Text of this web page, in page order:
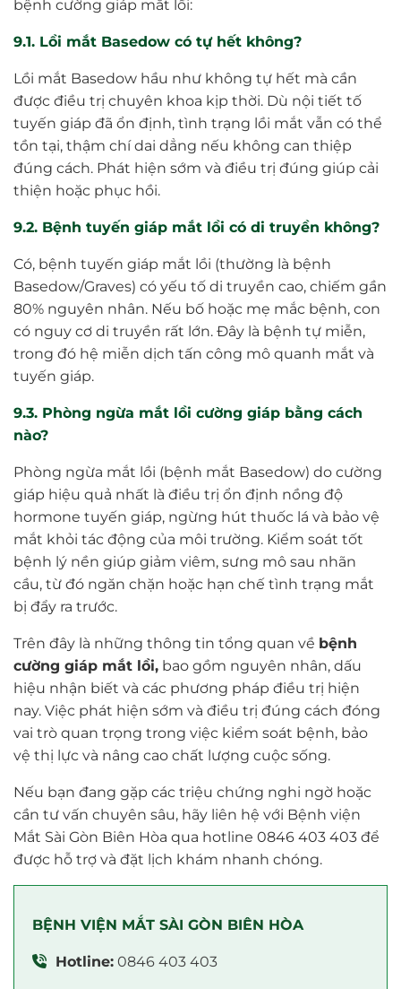
bệnh cường giáp mắt lồi:
9.1. Lồi mắt Basedow có tự hết không?
Lồi mắt Basedow hầu như không tự hết mà cần
được điều trị chuyên khoa kịp thời. Dù nội tiết tố
tuyến giáp đã ổn định, tình trạng lồi mắt vẫn có thể
tồn tại, thậm chí dai dẳng nếu không can thiệp
đúng cách. Phát hiện sớm và điều trị đúng giúp cải
thiện hoặc phục hồi.
9.2. Bệnh tuyến giáp mắt lồi có di truyền không?
Có, bệnh tuyến giáp mắt lồi (thường là bệnh
Basedow/Graves) có yếu tố di truyền cao, chiếm gần
80% nguyên nhân. Nếu bố hoặc mẹ mắc bệnh, con
có nguy cơ di truyền rất lớn. Đây là bệnh tự miễn,
trong đó hệ miễn dịch tấn công mô quanh mắt và
tuyến giáp.
9.3. Phòng ngừa mắt lồi cường giáp bằng cách
nào?
Phòng ngừa mắt lồi (bệnh mắt Basedow) do cường
giáp hiệu quả nhất là điều trị ổn định nồng độ
hormone tuyến giáp, ngừng hút thuốc lá và bảo vệ
mắt khỏi tác động của môi trường. Kiểm soát tốt
bệnh lý nền giúp giảm viêm, sưng mô sau nhãn
cầu, từ đó ngăn chặn hoặc hạn chế tình trạng mắt
bị đẩy ra trước.
Trên đây là những thông tin tổng quan về bệnh
cường giáp mắt lồi, bao gồm nguyên nhân, dấu
hiệu nhận biết và các phương pháp điều trị hiện
nay. Việc phát hiện sớm và điều trị đúng cách đóng
vai trò quan trọng trong việc kiểm soát bệnh, bảo
vệ thị lực và nâng cao chất lượng cuộc sống.
Nếu bạn đang gặp các triệu chứng nghi ngờ hoặc
cần tư vấn chuyên sâu, hãy liên hệ với Bệnh viện
Mắt Sài Gòn Biên Hòa qua hotline 0846 403 403 để
được hỗ trợ và đặt lịch khám nhanh chóng.
BỆNH VIỆN MẮT SÀI GÒN BIÊN HÒA
Hotline: 0846 403 403